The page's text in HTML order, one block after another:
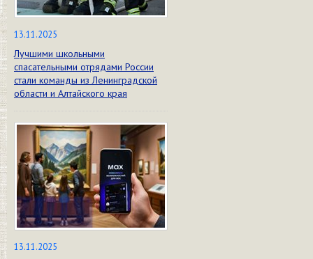
13.11.2025
Лучшими школьными
спасательными отрядами России
стали команды из Ленинградской
области и Алтайского края
13.11.2025